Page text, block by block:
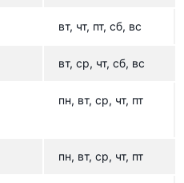
вт, чт, пт, сб, вс
вт, ср, чт, сб, вс
пн, вт, ср, чт, пт
пн, вт, ср, чт, пт